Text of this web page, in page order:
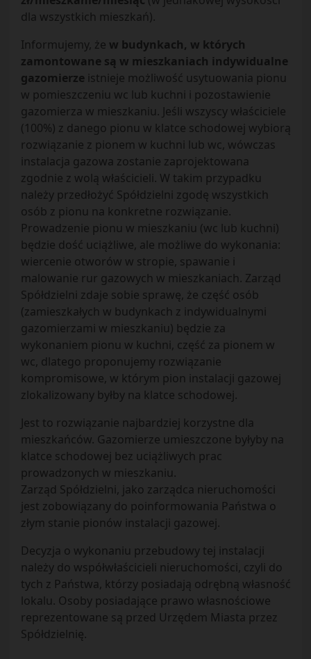
dla wszystkich mieszkań).
Informujemy, że w budynkach, w których
zamontowane są w mieszkaniach indywidualne
gazomierze istnieje możliwość usytuowania pionu
w pomieszczeniu wc lub kuchni i pozostawienie
gazomierza w mieszkaniu. Jeśli wszyscy właściciele
(100%) z danego pionu w klatce schodowej wybiorą
rozwiązanie z pionem w kuchni lub wc, wówczas
instalacja gazowa zostanie zaprojektowana
zgodnie z wolą właścicieli. W takim przypadku
należy przedłożyć Spółdzielni zgodę wszystkich
osób z pionu na konkretne rozwiązanie.
Prowadzenie pionu w mieszkaniu (wc lub kuchni)
będzie dość uciążliwe, ale możliwe do wykonania:
wiercenie otworów w stropie, spawanie i
malowanie rur gazowych w mieszkaniach. Zarząd
Spółdzielni zdaje sobie sprawę, że część osób
(zamieszkałych w budynkach z indywidualnymi
gazomierzami w mieszkaniu) będzie za
wykonaniem pionu w kuchni, część za pionem w
wc, dlatego proponujemy rozwiązanie
kompromisowe, w którym pion instalacji gazowej
zlokalizowany byłby na klatce schodowej.
Jest to rozwiązanie najbardziej korzystne dla
mieszkańców. Gazomierze umieszczone byłyby na
klatce schodowej bez uciążliwych prac
prowadzonych w mieszkaniu.
Zarząd Spółdzielni, jako zarządca nieruchomości
jest zobowiązany do poinformowania Państwa o
złym stanie pionów instalacji gazowej.
Decyzja o wykonaniu przebudowy tej instalacji
należy do współwłaścicieli nieruchomości, czyli do
tych z Państwa, którzy posiadają odrębną własność
lokalu. Osoby posiadające prawo własnościowe
reprezentowane są przed Urzędem Miasta przez
Spółdzielnię.